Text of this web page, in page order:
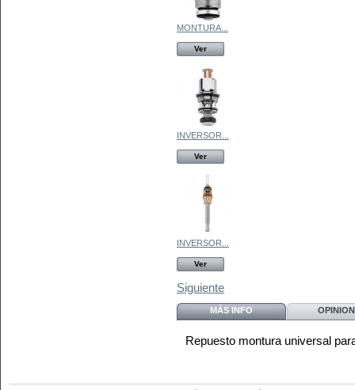
MONTURA...
Ver
INVERSOR...
Ver
INVERSOR...
Ver
Siguiente
MÁS INFO
Repuesto montura universal